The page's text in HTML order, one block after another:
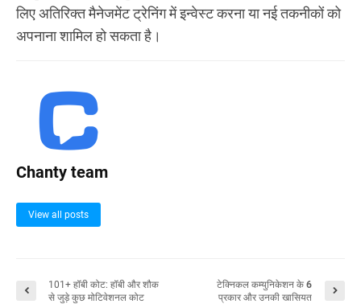
लिए अतिरिक्त मैनेजमेंट ट्रेनिंग में इन्वेस्ट करना या नई तकनीकों को
अपनाना शामिल हो सकता है।
Chanty team
View all posts
101+ हॉबी कोट: हॉबी और शौक
से जुड़े कुछ मोटिवेशनल कोट
टेक्निकल कम्युनिकेशन के 6
प्रकार और उनकी खासियत